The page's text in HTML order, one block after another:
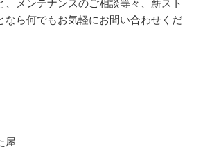
、メンテナンスのご相談等々、薪スト
なら何でもお気軽にお問い合わせくだ
屋